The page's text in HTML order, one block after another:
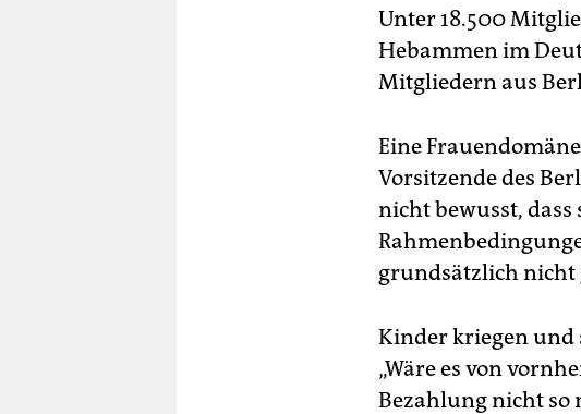
Unter 18.500
Hebammen im
Mitgliedern aus
Eine
Vorsitzende des
nicht bewusst, dass
grundsätzlich nicht
Kinder kriegen und
„Wäre es von
Bezahlung nicht so